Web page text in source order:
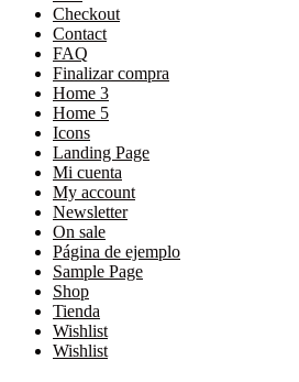
Checkout
Contact
FAQ
Finalizar compra
Home 3
Home 5
Icons
Landing Page
Mi cuenta
My account
Newsletter
On sale
Página de ejemplo
Sample Page
Shop
Tienda
Wishlist
Wishlist